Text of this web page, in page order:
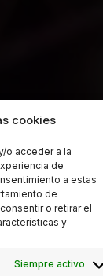
cookies
o acceder a la
de
a estas
de
o retirar el
y
Siempre activo